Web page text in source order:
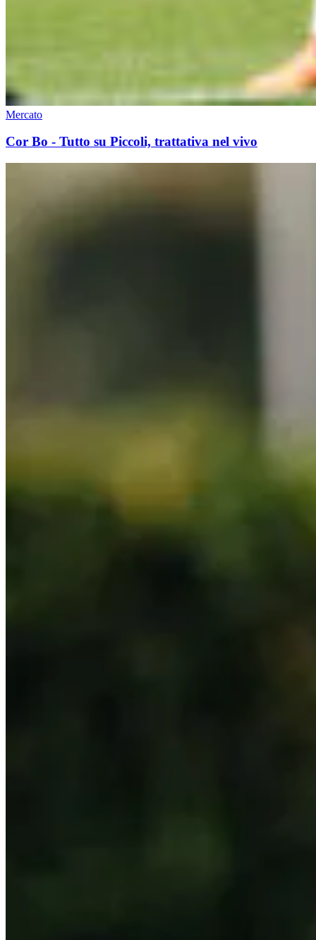
Mercato
Cor Bo - Tutto su Piccoli, trattativa nel vivo